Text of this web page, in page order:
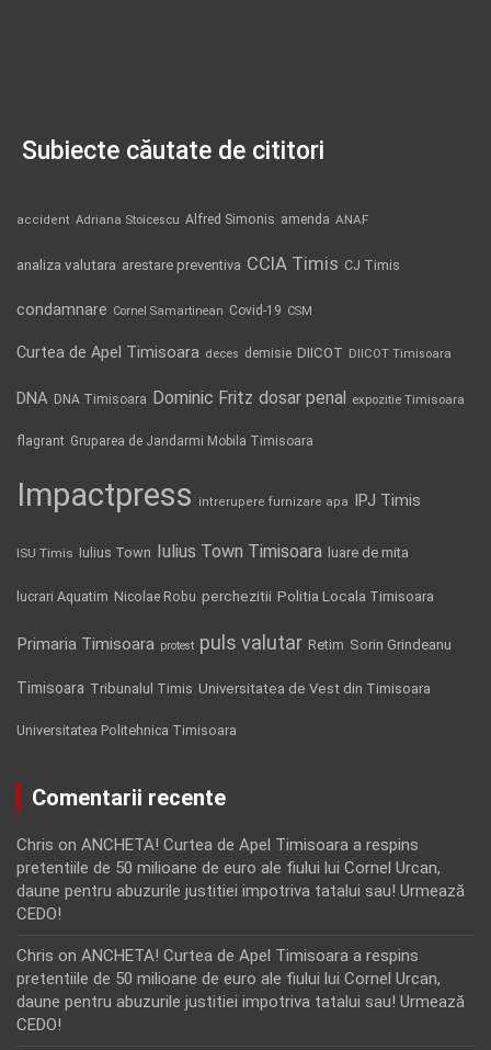
Subiecte căutate de cititori
accident Adriana Stoicescu Alfred Simonis amenda ANAF
analiza valutara arestare preventiva CCIA Timis CJ Timis
condamnare Cornel Samartinean Covid-19 CSM
Curtea de Apel Timisoara deces demisie DIICOT DIICOT Timisoara
DNA DNA Timisoara Dominic Fritz dosar penal expozitie Timisoara
flagrant Gruparea de Jandarmi Mobila Timisoara
Impactpress intrerupere furnizare apa IPJ Timis
ISU Timis Iulius Town Iulius Town Timisoara luare de mita
lucrari Aquatim Nicolae Robu perchezitii Politia Locala Timisoara
Primaria Timisoara protest puls valutar Retim Sorin Grindeanu
Timisoara Tribunalul Timis Universitatea de Vest din Timisoara
Universitatea Politehnica Timisoara
Comentarii recente
Chris on ANCHETA! Curtea de Apel Timisoara a respins
pretentiile de 50 milioane de euro ale fiului lui Cornel Urcan,
daune pentru abuzurile justitiei impotriva tatalui sau! Urmează
CEDO!
Chris on ANCHETA! Curtea de Apel Timisoara a respins
pretentiile de 50 milioane de euro ale fiului lui Cornel Urcan,
daune pentru abuzurile justitiei impotriva tatalui sau! Urmează
CEDO!